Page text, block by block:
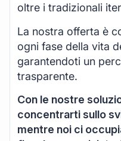
oltre i tradizionali
La nostra offerta è
ogni fase della vita
garantendoti un
trasparente.
Con le nostre
concentrarti sullo
mentre noi ci